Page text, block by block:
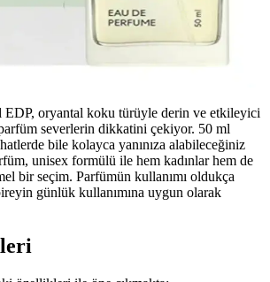
oryantal koku türüyle derin ve etkileyici
severlerin dikkatini çekiyor. 50 ml
bile kolayca yanınıza alabileceğiniz
unisex formülü ile hem kadınlar hem de
bir seçim. Parfümün kullanımı oldukça
günlük kullanımına uygun olarak